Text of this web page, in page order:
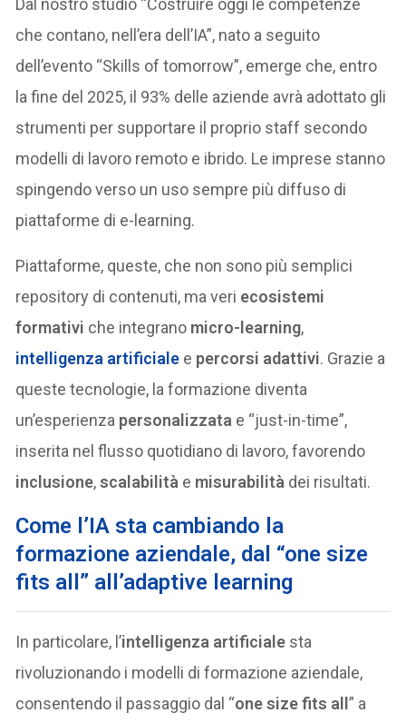
che contano, nell’era dell’IA”, nato a seguito
dell’evento “Skills of tomorrow”, emerge che, entro
la fine del 2025, il 93% delle aziende avrà adottato gli
strumenti per supportare il proprio staff secondo
modelli di lavoro remoto e ibrido. Le imprese stanno
spingendo verso un uso sempre più diffuso di
piattaforme di e-learning.
Piattaforme, queste, che non sono più semplici
repository di contenuti, ma veri ecosistemi
formativi che integrano micro-learning,
intelligenza artificiale e percorsi adattivi. Grazie a
queste tecnologie, la formazione diventa
un’esperienza personalizzata e “just-in-time”,
inserita nel flusso quotidiano di lavoro, favorendo
inclusione,scalabilità e misurabilità dei risultati.
Come l’IA sta cambiando la
formazione aziendale, dal “one size
fits all” all’adaptive learning
In particolare, l’intelligenza artificiale sta
rivoluzionando i modelli di formazione aziendale,
consentendo il passaggio dal “one size fits all” a